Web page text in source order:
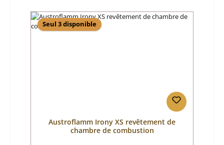
Seul 3 disponible
Austroflamm Irony XS revêtement de
chambre de combustion